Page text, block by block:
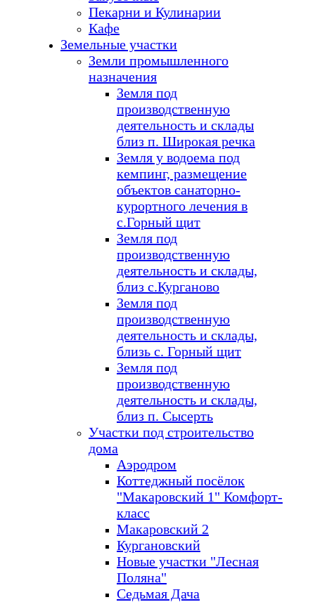
Пекарни и Кулинарии
Кафе
Земельные участки
Земли промышленного
назначения
Земля под
производственную
деятельность и склады
близ п. Широкая речка
Земля у водоема под
кемпинг, размещение
объектов санаторно-
курортного лечения в
с.Горный щит
Земля под
производственную
деятельность и склады,
близ с.Курганово
Земля под
производственную
деятельность и склады,
близь с. Горный щит
Земля под
производственную
деятельность и склады,
близ п. Сысерть
Участки под строительство
дома
Аэродром
Коттеджный посёлок
"Макаровский 1" Комфорт-
класс
Макаровский 2
Кургановский
Новые участки "Лесная
Поляна"
Седьмая Дача